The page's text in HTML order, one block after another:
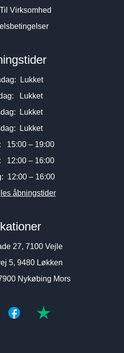
Virksomhed
Lukket
Lukket
Lukket
Lukket
15:00 – 19:00
12:00 – 16:00
12:00 – 16:00
åbningstider
27, 7100 Vejle
5, 9480 Løkken
Nykøbing Mors